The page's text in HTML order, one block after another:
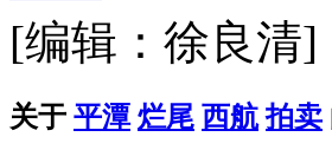
[编辑：徐良清]
关于 平潭 烂尾 西航 拍卖